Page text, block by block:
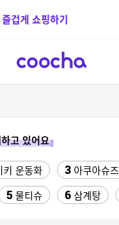
겁게 쇼핑하기
고 있어요
키 운동화 3 아쿠아슈즈
5 물티슈 6 삼계탕